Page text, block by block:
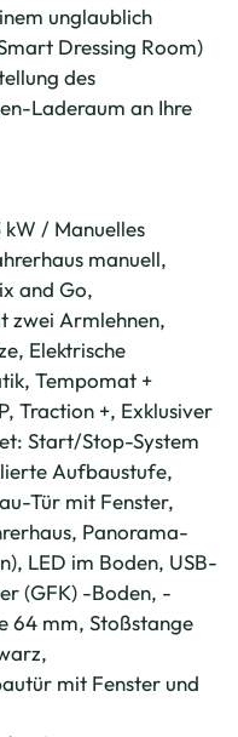
unglaublich
Dressing Room)
des
Laderaum an Ihre
kW / Manuelles
manuell,
and Go,
zwei Armlehnen,
Elektrische
Tempomat +
Traction +, Exklusiver
Start/Stop-System
Aufbaustufe,
Tür mit Fenster,
Panorama-
LED im Boden, USB-
(GFK) -Boden, -
64 mm, Stoßstange
mit Fenster und